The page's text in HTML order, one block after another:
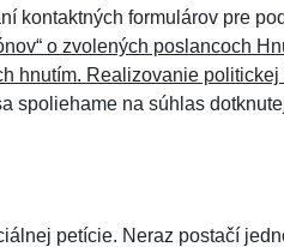
kontaktných formulárov pre
o zvolených poslancoch
hnutím. Realizovanie
spoliehame na súhlas
petície. Neraz postačí